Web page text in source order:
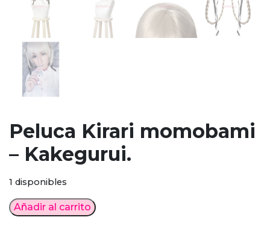
Peluca Kirari momobami
– Kakegurui.
1 disponibles
Peluca
Kirari
Añadir al carrito